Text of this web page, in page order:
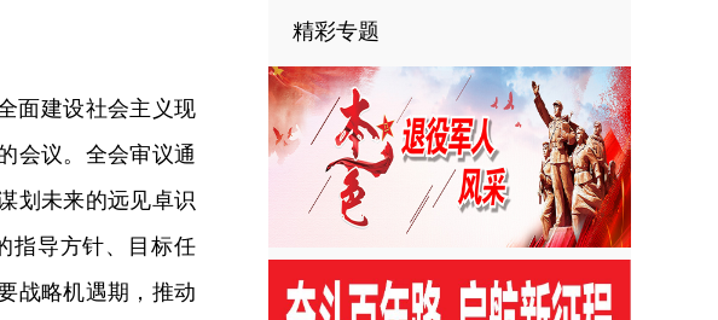
面建设社会主义现
会议。全会审议通
划未来的远见卓识
指导方针、目标任
战略机遇期，推动
精彩专题